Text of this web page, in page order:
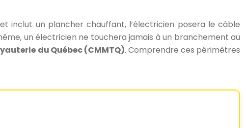
inclut un plancher chauffant, l’électricien posera le câble
un électricien ne touchera jamais à un branchement au
du Québec (CMMTQ). Comprendre ces périmètres